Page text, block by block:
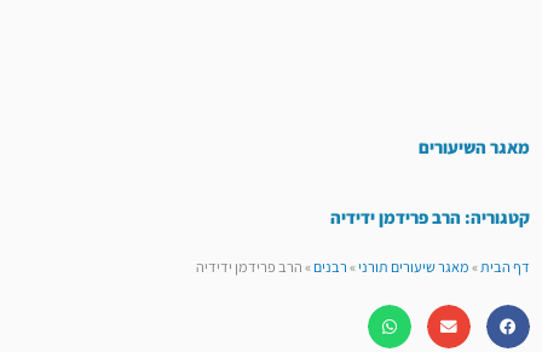
מאגר השיעורים
קטגוריה: הרב פרידמן ידידיה
דף הבית»מאגר שיעורים תורני»רבנים»הרב פרידמן ידידיה